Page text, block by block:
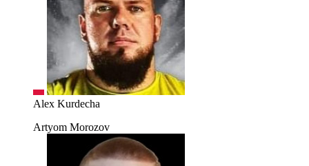
Alex Kurdecha
Artyom Morozov